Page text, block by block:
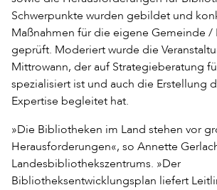
Schwerpunkte wurden gebildet und
Maßnahmen für die eigene Gemeinde /
geprüft. Moderiert wurde die
Mittrowann, der auf Strategieberatung
spezialisiert ist und auch die Erstellung
Expertise begleitet hat.
»Die Bibliotheken im Land stehen vor
Herausforderungen«, so Annette
Landesbibliothekszentrums. »Der
Bibliotheksentwicklungsplan liefert